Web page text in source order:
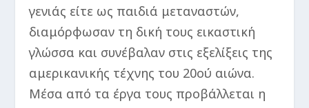
γενιάς είτε ως παιδιά μεταναστών,
διαμόρφωσαν τη δική τους εικαστική
γλώσσα και συνέβαλαν στις εξελίξεις της
αμερικανικής τέχνης του 20ού αιώνα.
Μέσα από τα έργα τους προβάλλεται η